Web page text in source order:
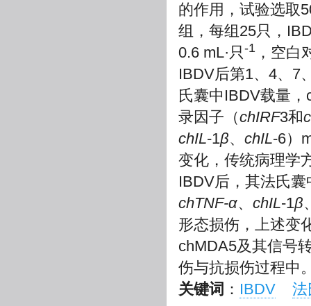
的作用，试验选取
组，每组25只，
0.6 mL·只-1 ，空
IBDV后第1、4、7
氏囊中IBDV载量
录因子（chIRF3和
chIL-1β、 chIL-6）
变化，传统病理学
IBDV后，其法氏囊
chTNF-α、 chIL-1β
形态损伤，上述变
chMDA5及其信号
伤与抗损伤过程中
关键词 ： IBDV 法